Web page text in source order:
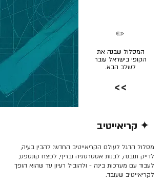
המסלול שבנה את
הקופי בישראל עובר
לשלב הבא.
✏️
>>
✦ קריאייטיב
מסלול הדגל לעולם הקריאייטיב החדש: להבין בעיה,
לדייק תובנה, לבנות אסטרטגיה ובריף, לפצח קונספט,
לעבוד עם מערכות בינה - ולהוביל רעיון עד שהוא הופך
לקריאייטיב שעובד.